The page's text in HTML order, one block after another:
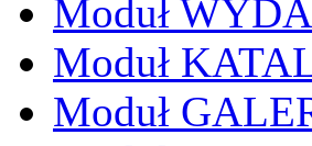
Moduł
Moduł
Moduł